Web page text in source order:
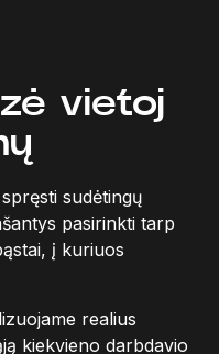
vietoj
sudėtingų
pasirinkti tarp
į kuriuos
realius
kiekvieno darbdavio